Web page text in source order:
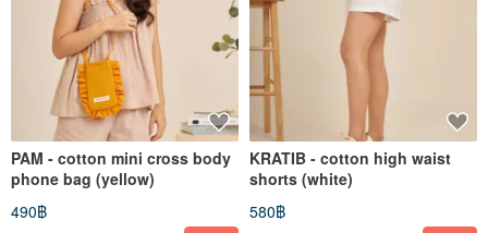
PAM - cotton mini cross body
phone bag (yellow)
490฿
KRATIB - cotton high waist
shorts (white)
580฿